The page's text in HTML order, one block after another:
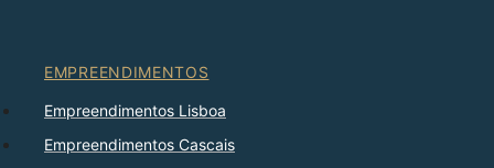
EMPREENDIMENTOS
Empreendimentos Lisboa
Empreendimentos Cascais